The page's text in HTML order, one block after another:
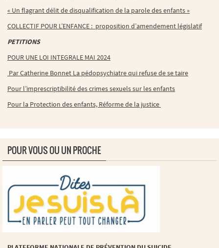
« Un flagrant délit de disqualification de la parole des enfants »
COLLECTIF POUR L’ENFANCE : proposition d’amendement législatif
PETITIONS
POUR UNE LOI INTEGRALE MAI 2024
Par Catherine Bonnet La pédopsychiatre qui refuse de se taire
Pour l’imprescriptibilité des crimes sexuels sur les enfants
Pour la Protection des enfants, Réforme de la justice
POUR VOUS OU UN PROCHE